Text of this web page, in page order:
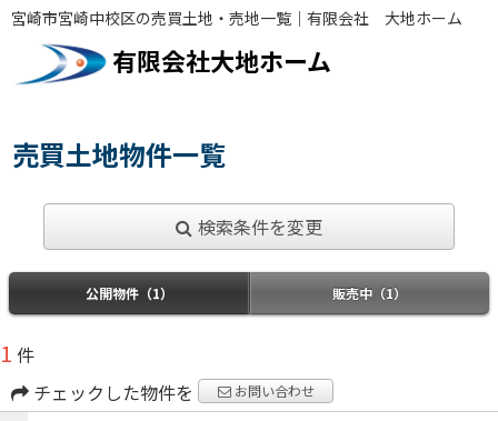
宮崎市宮崎中校区の売買土地・売地一覧｜有限会社 大地ホーム
有限会社大地ホーム
売買土地物件一覧
検索条件を変更
公開物件（1） 販売中（1）
1 件
チェックした物件を
お問い合わせ